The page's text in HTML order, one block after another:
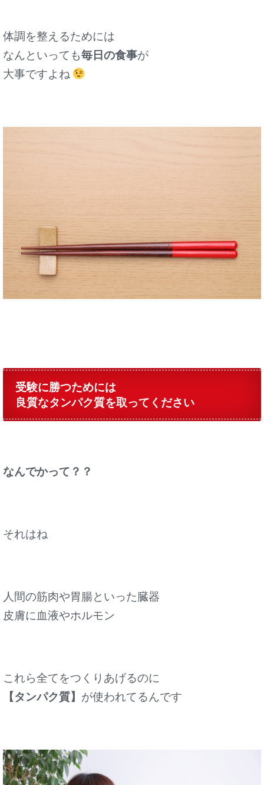
体調を整えるためには
なんといっても毎日の食事が
大事ですよね
受験に勝つためには
良質なタンパク質を取ってください
なんでかって？？
それはね
人間の筋肉や胃腸といった臓器
皮膚に血液やホルモン
これら全てをつくりあげるのに
【タンパク質】 が使われてるんです